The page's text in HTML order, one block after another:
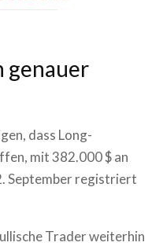
genauer
dass Long-
mit 382.000 $ an
September registriert
Trader weiterhin